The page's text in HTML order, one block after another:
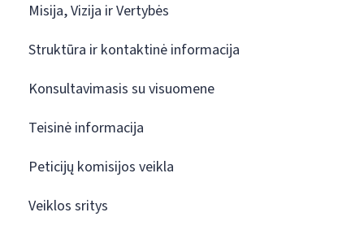
Misija, Vizija ir Vertybės
Struktūra ir kontaktinė informacija
Konsultavimasis su visuomene
Teisinė informacija
Peticijų komisijos veikla
Veiklos sritys